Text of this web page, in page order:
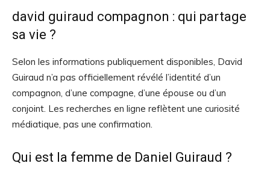
david guiraud compagnon : qui partage
sa vie ?
Selon les informations publiquement disponibles, David
Guiraud n’a pas officiellement révélé l’identité d’un
compagnon, d’une compagne, d’une épouse ou d’un
conjoint. Les recherches en ligne reflètent une curiosité
médiatique, pas une confirmation.
Qui est la femme de Daniel Guiraud ?